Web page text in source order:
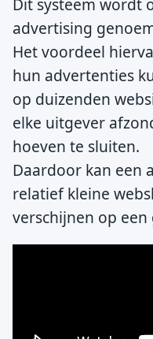
Dit systeem wordt
advertising
Het voordeel
hun advertenties
op duizenden
elke uitgever
hoeven te sluiten.
Daardoor kan een
relatief kleine
verschijnen op